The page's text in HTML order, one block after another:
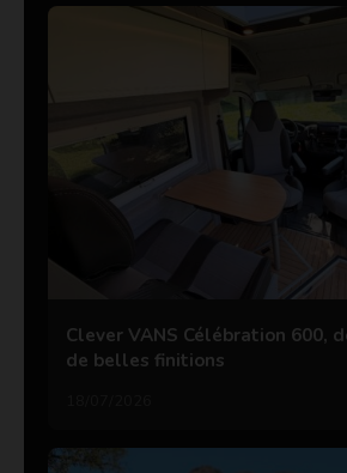
Clever VANS Célébration 600,
de belles finitions